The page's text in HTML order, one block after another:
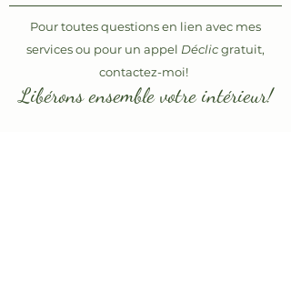
Pour toutes questions en lien avec mes
services ou pour un appel Déclicgratuit,
contactez-moi!
Libérons ensemble votre intérieur!